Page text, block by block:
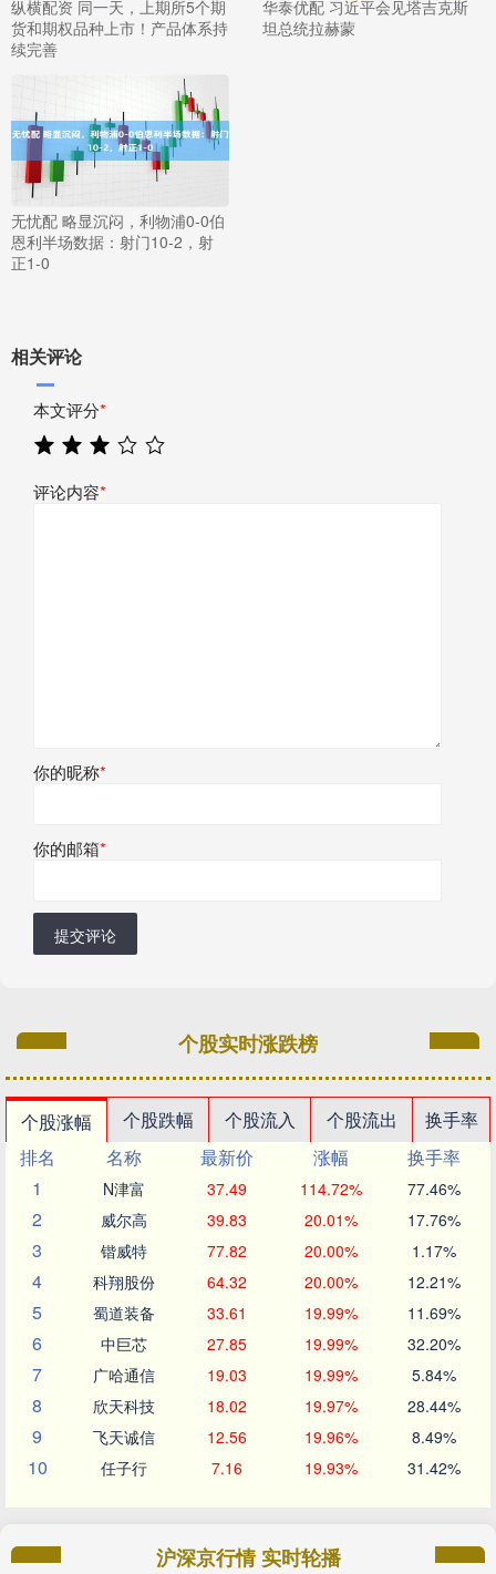
纵横配资 同一天，上期所5个期
货和期权品种上市！产品体系持
续完善
华泰优配 习近平会见塔吉克斯
坦总统拉赫蒙
无忧配 略显沉闷，利物浦0-0伯
恩利半场数据：射门10-2，射
正1-0
相关评论
本文评分*
评论内容*
你的昵称*
你的邮箱*
提交评论
个股实时涨跌榜
个股涨幅 个股跌幅 个股流入 个股流出
换手率
排名
名称 最新价 涨幅
换手率
1
N津富 37.49 114.72% 77.46%
2 威尔高 39.83 20.01% 17.76%
3 锴威特 77.82 20.00% 1.17%
4 科翔股份 64.32 20.00% 12.21%
5 蜀道装备 33.61 19.99% 11.69%
6 中巨芯 27.85 19.99% 32.20%
7 广哈通信 19.03 19.99% 5.84%
8 欣天科技 18.02 19.97% 28.44%
9 飞天诚信 12.56 19.96% 8.49%
10 任子行 7.16 19.93% 31.42%
沪深京行情 实时轮播